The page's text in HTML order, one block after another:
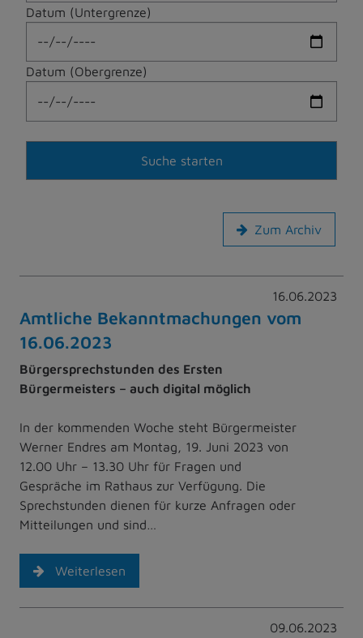
Datum (Untergrenze)
Datum (Obergrenze)
Zum Archiv
16.06.2023
Amtliche Bekanntmachungen vom
16.06.2023
Bürgersprechstunden des Ersten
Bürgermeisters – auch digital möglich
In der kommenden Woche steht Bürgermeister
Werner Endres am Montag, 19. Juni 2023 von
12.00 Uhr – 13.30 Uhr für Fragen und
Gespräche im Rathaus zur Verfügung. Die
Sprechstunden dienen für kurze Anfragen oder
Mitteilungen und sind…
Weiterlesen
09.06.2023